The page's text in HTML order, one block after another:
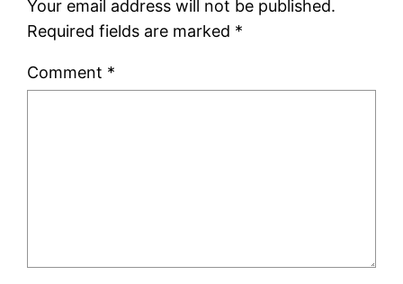
Your email address will not be published.
Required fields are marked *
Comment *